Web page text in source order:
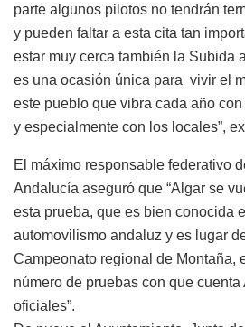
parte algunos pilotos no tendrán
y pueden faltar a esta cita tan
estar muy cerca también la Subida
es una ocasión única para vivir el
este pueblo que vibra cada año
y especialmente con los locales”,
El máximo responsable federativo
Andalucía aseguró que “Algar se
esta prueba, que es bien conocida
automovilismo andaluz y es lugar
Campeonato regional de Montaña,
número de pruebas con que
oficiales”.